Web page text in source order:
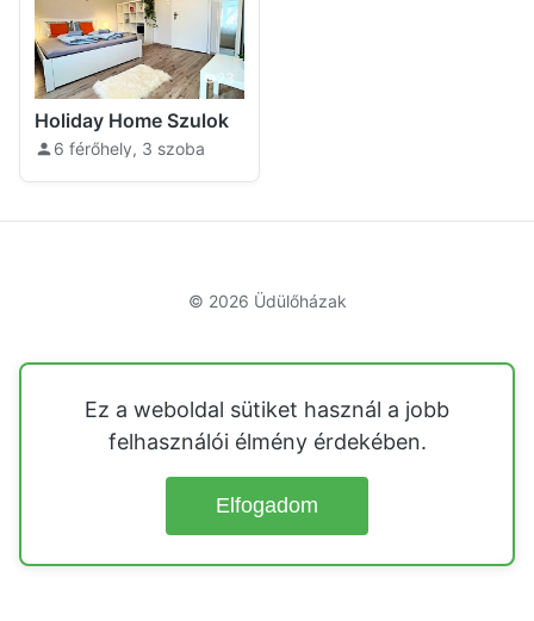
23
Holiday Home Szulok
6 férőhely, 3 szoba
© 2026 Üdülőházak
Ez a weboldal sütiket használ a jobb
felhasználói élmény érdekében.
Elfogadom